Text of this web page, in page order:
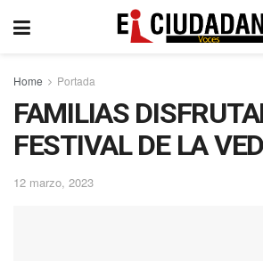
Home Portada
FAMILIAS
FESTIVAL DE LA
12 marzo, 2023